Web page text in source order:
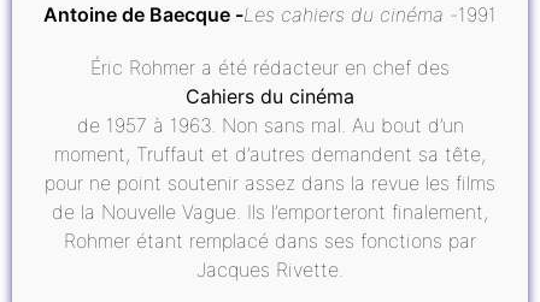
Antoine de Baecque Les cahiers du cinéma 1991
Éric Rohmer a été rédacteur en chef des
Cahiers du cinéma
de 1957 à 1963. Non sans mal. Au bout d’un
moment, Truffaut et d’autres demandent sa tête,
pour ne point soutenir assez dans la revue les films
de la Nouvelle Vague. Ils l’emporteront finalement,
Rohmer étant remplacé dans ses fonctions par
Jacques Rivette.